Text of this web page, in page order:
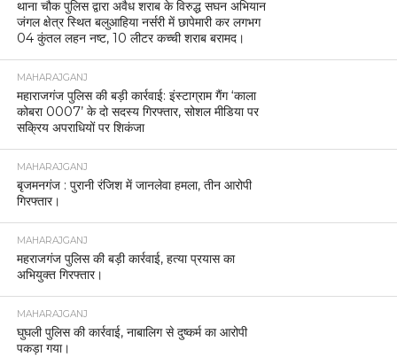
थाना चौक पुलिस द्वारा अवैध शराब के विरुद्ध सघन अभियान
जंगल क्षेत्र स्थित बलुआहिया नर्सरी में छापेमारी कर लगभग
04 कुंतल लहन नष्ट, 10 लीटर कच्ची शराब बरामद।
MAHARAJGANJ
महाराजगंज पुलिस की बड़ी कार्रवाई: इंस्टाग्राम गैंग ‘काला
कोबरा 0007’ के दो सदस्य गिरफ्तार, सोशल मीडिया पर
सक्रिय अपराधियों पर शिकंजा
MAHARAJGANJ
बृजमनगंज : पुरानी रंजिश में जानलेवा हमला, तीन आरोपी
गिरफ्तार।
MAHARAJGANJ
महराजगंज पुलिस की बड़ी कार्रवाई, हत्या प्रयास का
अभियुक्त गिरफ्तार।
MAHARAJGANJ
घुघली पुलिस की कार्रवाई, नाबालिग से दुष्कर्म का आरोपी
पकड़ा गया।